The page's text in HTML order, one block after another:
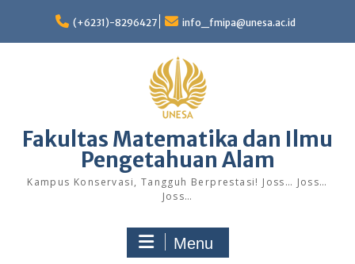
content
(+6231)-8296427 info_fmipa@unesa.ac.id
Fakultas Matematika dan Ilmu
Pengetahuan Alam
Kampus Konservasi, Tangguh Berprestasi! Joss… Joss…
Joss…
Menu